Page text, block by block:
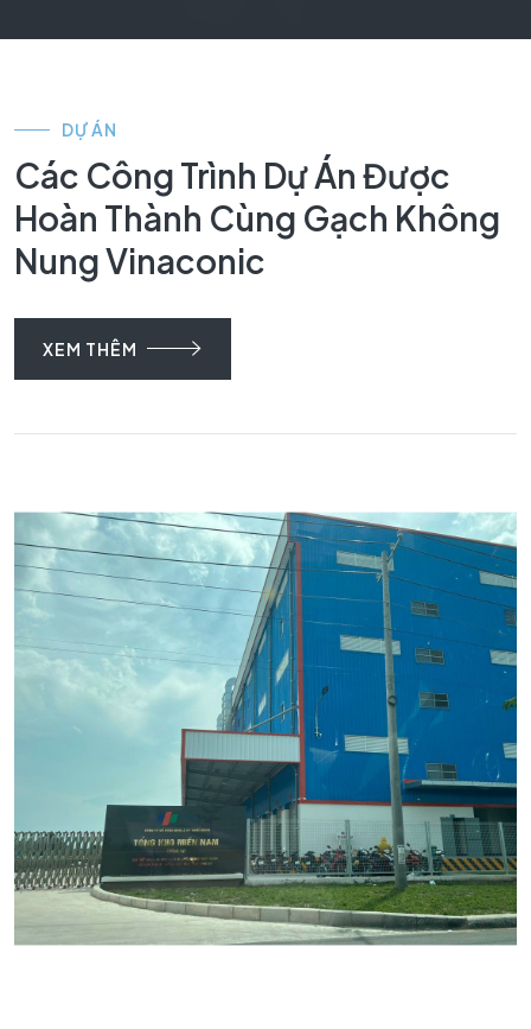
DỰ ÁN
Các Công Trình Dự Án Được
Hoàn Thành Cùng Gạch Không
Nung Vinaconic
XEM THÊM